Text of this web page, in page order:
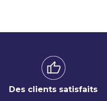
Des clients satisfaits